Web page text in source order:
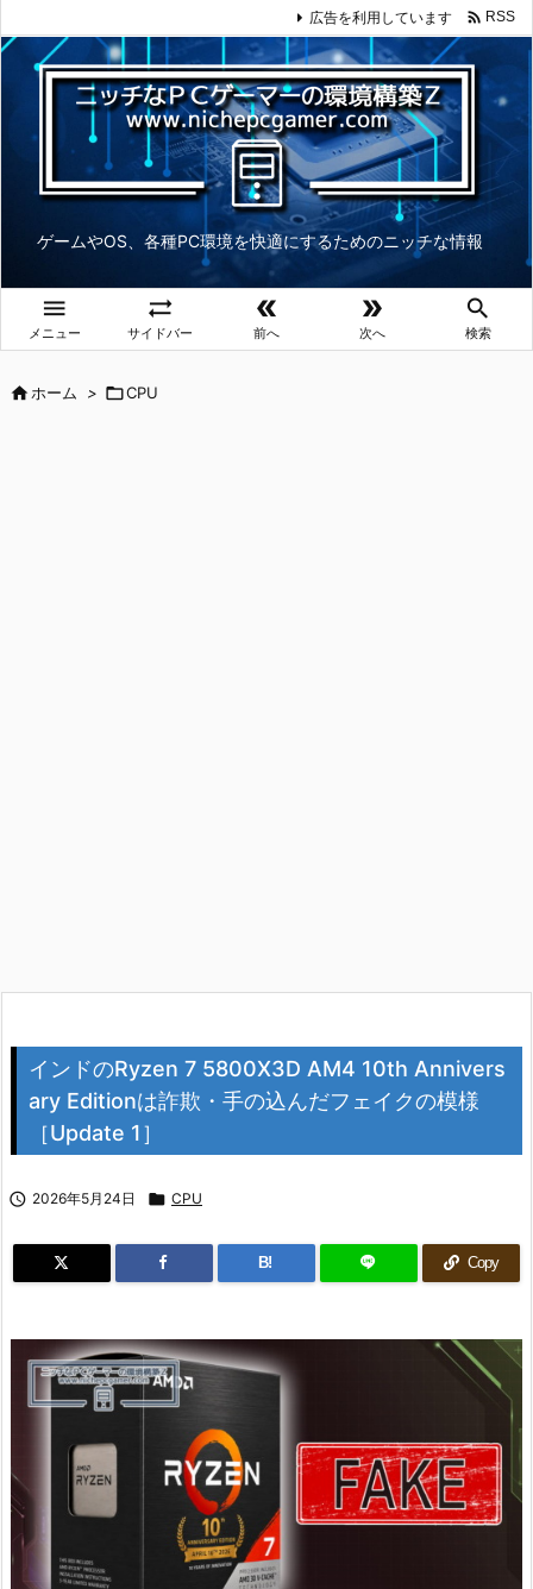
ゲームやOS、各種PC環境を快適にするためのニッチな情報

メニュー

サイドバー

前へ

次へ

検索
広告を利用しています  RSS
ホーム > CPU
インドのRyzen 7 5800X3D AM4 10th Annivers
ary Editionは詐欺・手の込んだフェイクの模様
［Update 1］
 2026年5月24日  CPU
B! Copy